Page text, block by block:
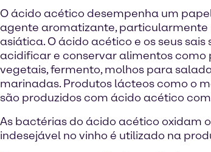
O ácido acético desempenha um
agente aromatizante, particularmente
asiática. O ácido acético e os seus
acidificar e conservar alimentos como
vegetais, fermento, molhos para
marinadas. Produtos lácteos como o
são produzidos com ácido acético
As bactérias do ácido acético oxidam
indesejável no vinho é utilizado na